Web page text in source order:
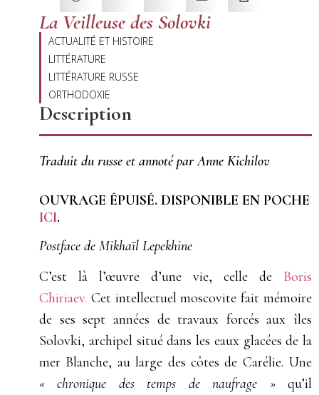
La Veilleuse des Solovki
ACTUALITÉ ET HISTOIRE
LITTÉRATURE
LITTÉRATURE RUSSE
ORTHODOXIE
Description
Traduit du russe et annoté par Anne Kichilov
OUVRAGE ÉPUISÉ. DISPONIBLE EN POCHE
ICI.
Postface de Mikhaïl Lepekhine
C’est là l’œuvre d’une vie, celle de Boris
Chiriaev. Cet intellectuel moscovite fait mémoire
de ses sept années de travaux forcés aux îles
Solovki, archipel situé dans les eaux glacées de la
mer Blanche, au large des côtes de Carélie. Une
« chronique des temps de naufrage »qu’il